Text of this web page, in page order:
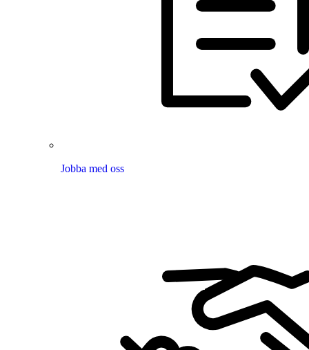
Jobba med oss